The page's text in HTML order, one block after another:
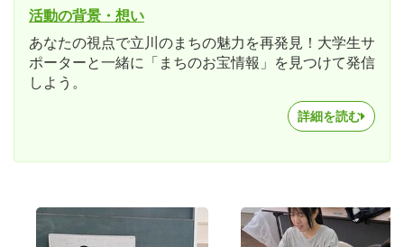
活動の背景・想い
あなたの視点で立川のまちの魅力を再発見！大学生サ
ポーターと一緒に「まちのお宝情報」を見つけて発信
しよう。
詳細を読む